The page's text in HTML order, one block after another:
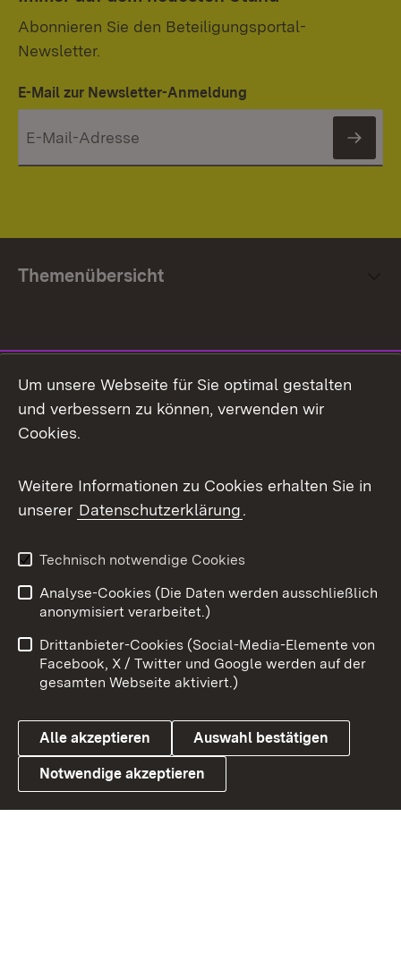
Abonnieren Sie den Beteiligungsportal-
Newsletter.
E-Mail zur Newsletter-Anmeldung
Themenübersicht
Facebook
X / Twitter
Youtube
Link zum Landesportal
Impressum
Kontakt
Barrierefreiheit
Datenschutz
Cookies
Um unsere Webseite für Sie optimal gestalten
und verbessern zu können, verwenden wir
Cookies.
Weitere Informationen zu Cookies erhalten Sie in
unserer Datenschutzerklärung.
Technisch notwendige Cookies
Analyse-Cookies (Die Daten werden ausschließlich
anonymisiert verarbeitet.)
Drittanbieter-Cookies (Social-Media-Elemente von
Facebook, X / Twitter und Google werden auf der
gesamten Webseite aktiviert.)
Alle akzeptieren Auswahl bestätigen
Notwendige akzeptieren